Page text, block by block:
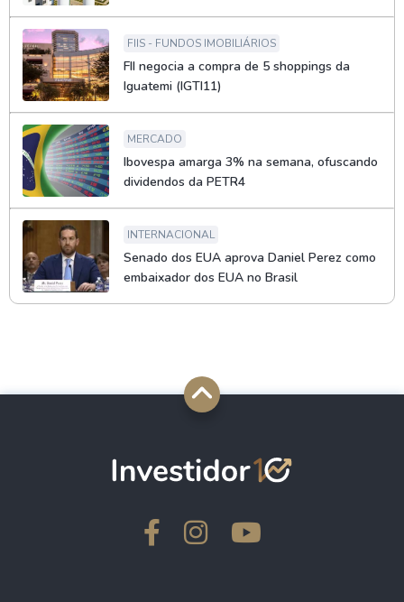
FIIS - FUNDOS IMOBILIÁRIOS
FII negocia a compra de 5 shoppings da
Iguatemi (IGTI11)
MERCADO
Ibovespa amarga 3% na semana, ofuscando
dividendos da PETR4
INTERNACIONAL
Senado dos EUA aprova Daniel Perez como
embaixador dos EUA no Brasil